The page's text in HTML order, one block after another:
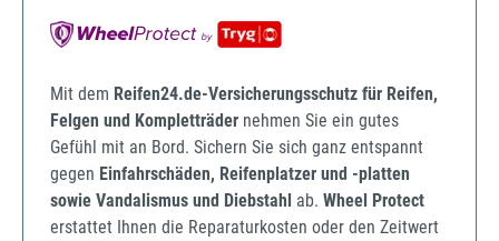
Mit dem Reifen24.de-Versicherungsschutz für Reifen,
Felgen und Kompletträder nehmen Sie ein gutes
Gefühl mit an Bord. Sichern Sie sich ganz entspannt
gegen Einfahrschäden, Reifenplatzer und -platten
sowie Vandalismus und Diebstahl ab. Wheel Protect
erstattet Ihnen die Reparaturkosten oder den Zeitwert